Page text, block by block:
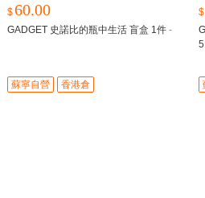
$60.00
GADGET 史諾比的瓶中生活 盲盒 1件 -
蘇寧自營 香港倉
$